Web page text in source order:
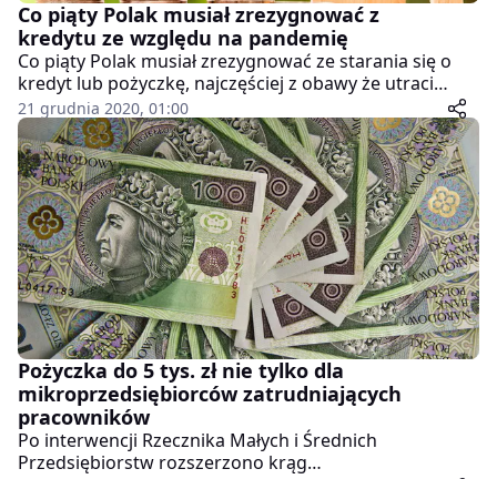
Co piąty Polak musiał zrezygnować z
kredytu ze względu na pandemię
Co piąty Polak musiał zrezygnować ze starania się o
kredyt lub pożyczkę, najczęściej z obawy że utraci
możliwości ich spłaty – wynika z badania Krajowego
Rejestru Długów. Od marca na pożyczenie pieniędzy
zdecydowało się natomiast 47 proc. konsumentów.
21 grudnia 2020, 01:00
Pożyczka do 5 tys. zł nie tylko dla
mikroprzedsiębiorców zatrudniających
pracowników
Po interwencji Rzecznika Małych i Średnich
Przedsiębiorstw rozszerzono krąg